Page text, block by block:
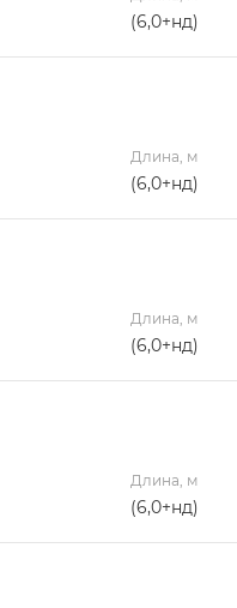
(6,0+нд)
Длина, м
(6,0+нд)
Длина, м
(6,0+нд)
Длина, м
(6,0+нд)